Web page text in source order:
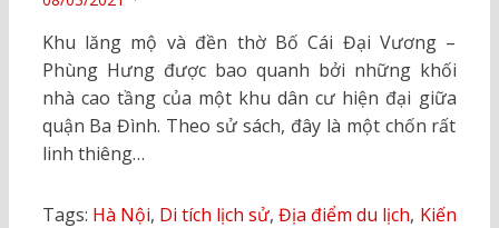
Khu lăng mộ và đền thờ Bố Cái Đại Vương –
Phùng Hưng được bao quanh bởi những khối
nhà cao tầng của một khu dân cư hiện đại giữa
quận Ba Đình. Theo sử sách, đây là một chốn rất
linh thiêng…
Tags: Hà Nội, Di tích lịch sử,Địa điểm du lịch, Kiến